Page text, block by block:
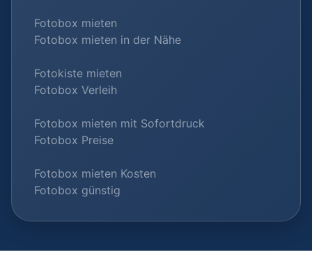
Fotobox mieten
Fotobox mieten in der Nähe
Fotokiste mieten
Fotobox Verleih
Fotobox mieten mit Sofortdruck
Fotobox Preise
Fotobox mieten Kosten
Fotobox günstig